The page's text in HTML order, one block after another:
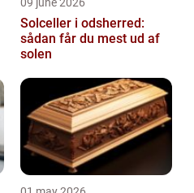
Solceller i odsherred:
sådan får du mest ud af
solen